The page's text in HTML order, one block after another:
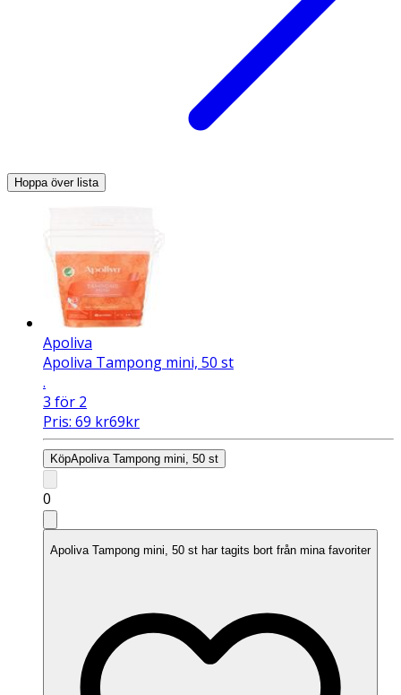
Hoppa över lista
Apoliva
Apoliva Tampong mini, 50 st
.
3 för 2
Pris: 69 kr69kr
KöpApoliva Tampong mini, 50 st
0
Apoliva Tampong mini, 50 st har tagits bort från mina favoriter